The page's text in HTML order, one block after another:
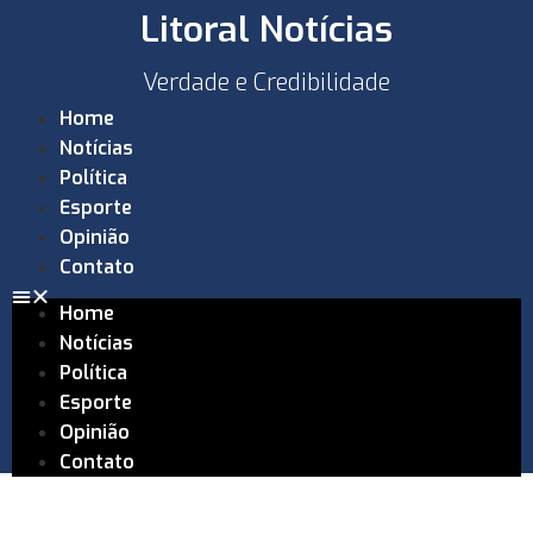
Litoral Notícias
Verdade e Credibilidade
Home
Notícias
Política
Esporte
Opinião
Contato
Home
Notícias
Política
Esporte
Opinião
Contato